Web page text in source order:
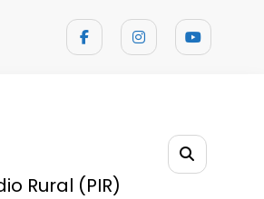
Rural (PIR)